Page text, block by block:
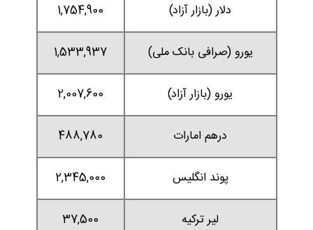
دلار (بازار آزاد) 1,754,900
یورو (صرافی بانک ملی) 1,533,937
یورو (بازار آزاد) 2,007,600
درهم امارات 488,780
پوند انگلیس 2,345,000
لیر ترکیه 37,500